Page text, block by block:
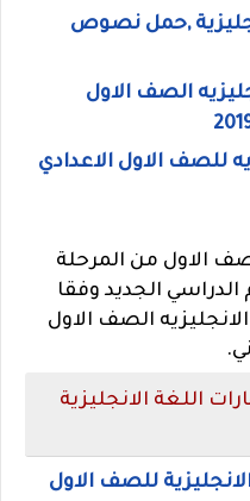
,حمل نصوص
الصف الاول
للصف الاول الاعدادي
الاول من المرحلة
الجديد وفقا
الصف الاول
اللغة الانجليزية
للصف الاول